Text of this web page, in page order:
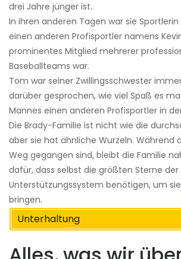
drei Jahre jünger ist.
In ihren anderen Tagen war sie
einen anderen Profisportler namens
prominentes Mitglied mehrerer
Baseballteams war.
Tom war seiner Zwillingsschwester
darüber gesprochen, wie viel Spaß es
Mannes einen anderen Profisportler in
Die Brady-Familie ist nicht wie die
aber sie hat ähnliche Wurzeln. Während
Weg gegangen sind, bleibt die Familie
dafür, dass selbst die größten Sterne der
Unterstützungssystem benötigen, um
bringen.
Unterhaltung